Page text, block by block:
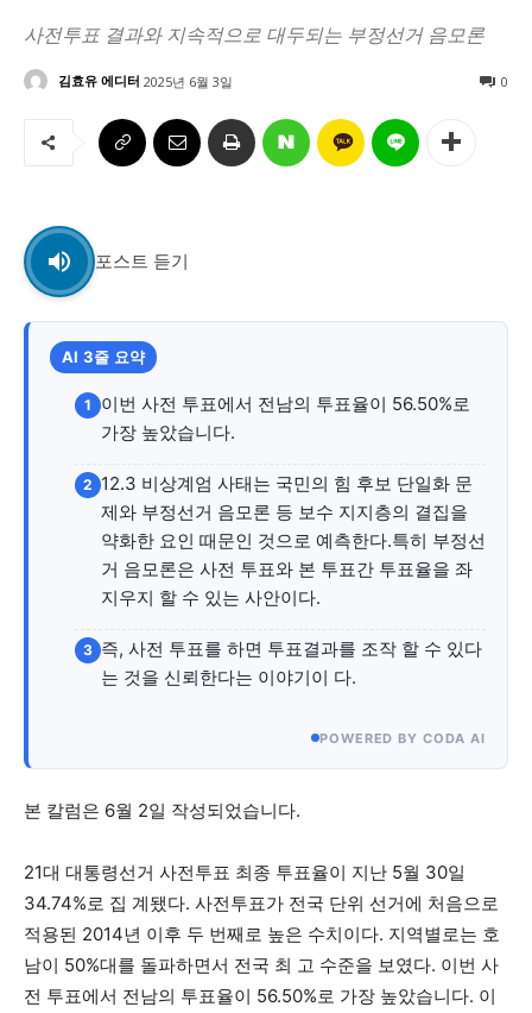
교육일반
교육부
교육청
기획기사
공지사항
사전투표 결과와 지속적으로 대두되는 부정선거 음모론
김효유 에디터 0
2025년 6월 3일
포스트 듣기
AI 3줄 요약
1
이번 사전 투표에서 전남의 투표율이 56.50%로
가장 높았습니다.
2 12.3 비상계엄 사태는 국민의 힘 후보 단일화 문
제와 부정선거 음모론 등 보수 지지층의 결집을
약화한 요인 때문인 것으로 예측한다.특히 부정선
거 음모론은 사전 투표와 본 투표간 투표율을 좌
지우지 할 수 있는 사안이다.
3 즉, 사전 투표를 하면 투표결과를 조작 할 수 있다
는 것을 신뢰한다는 이야기이 다.
POWERED BY CODA AI
본 칼럼은 6월 2일 작성되었습니다.
21대 대통령선거 사전투표 최종 투표율이 지난 5월 30일
34.74%로 집 계됐다. 사전투표가 전국 단위 선거에 처음으로
적용된 2014년 이후 두 번째로 높은 수치이다. 지역별로는 호
남이 50%대를 돌파하면서 전국 최 고 수준을 보였다. 이번 사
전 투표에서 전남의 투표율이 56.50%로 가장 높았습니다. 이